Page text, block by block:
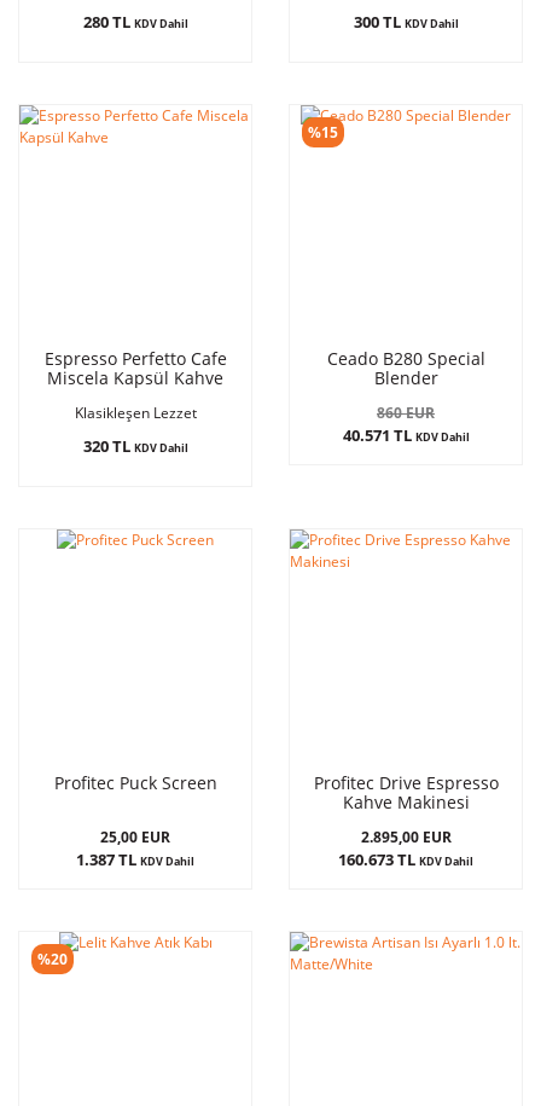
280 TL KDV Dahil 300 TL KDV Dahil
Espresso Perfetto Cafe
Miscela Kapsül Kahve
Klasikleşen Lezzet
320 TL KDV Dahil
%15
Ceado B280 Special
Blender
860 EUR
40.571 TL KDV Dahil
Profitec Puck Screen
25,00 EUR
1.387 TL KDV Dahil
Profitec Drive Espresso
Kahve Makinesi
2.895,00 EUR
160.673 TL KDV Dahil
%20